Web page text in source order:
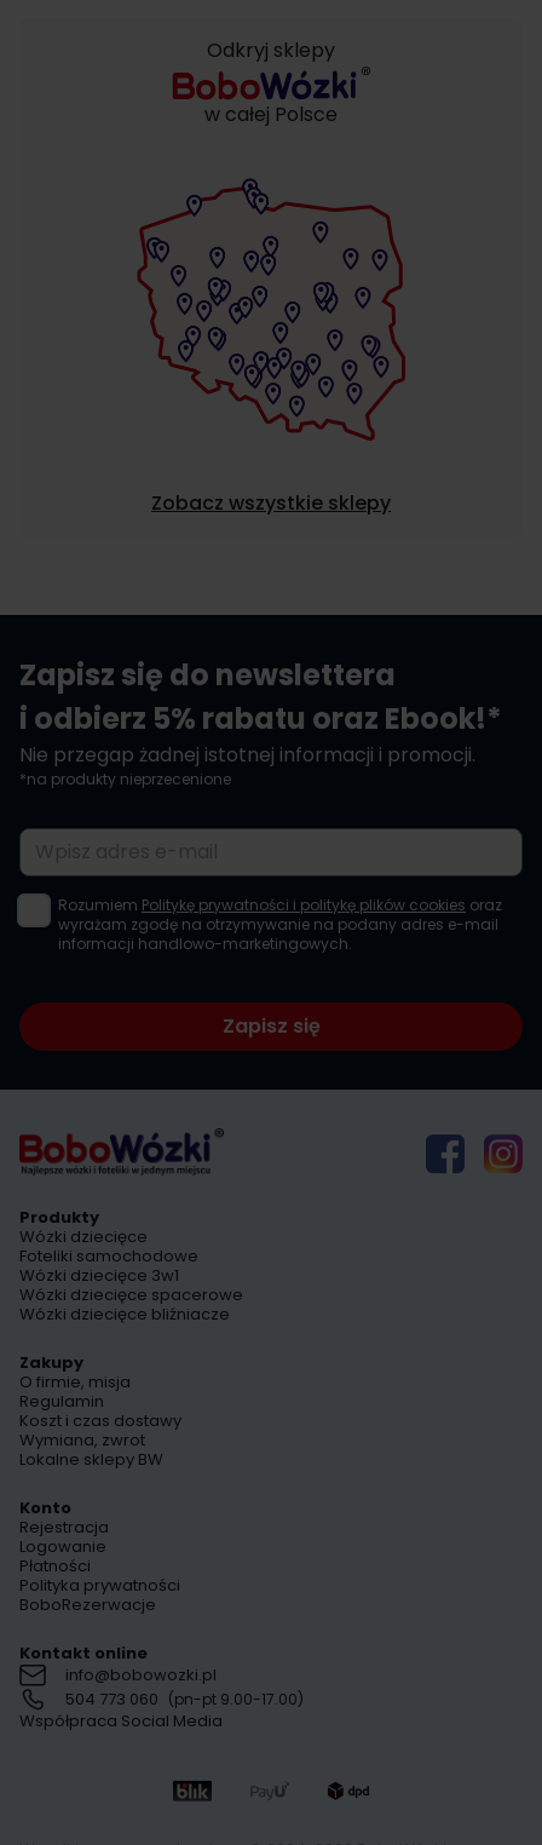
Odkryj sklepy
w całej Polsce
Zobacz wszystkie sklepy
Zapisz się do newslettera
i odbierz 5% rabatu oraz Ebook!*
Nie przegap żadnej istotnej informacji i promocji.
*na produkty nieprzecenione
Adres e-mail
Rozumiem Politykę prywatności i politykę plików cookies oraz
wyrażam zgodę na otrzymywanie na podany adres e-mail
informacji handlowo-marketingowych.
Zapisz się
Produkty
Wózki dziecięce
Foteliki samochodowe
Wózki dziecięce 3w1
Wózki dziecięce spacerowe
Wózki dziecięce bliźniacze
Zakupy
O firmie, misja
Regulamin
Koszt i czas dostawy
Wymiana, zwrot
Lokalne sklepy BW
Konto
Rejestracja
Logowanie
Płatności
Polityka prywatności
BoboRezerwacje
Kontakt online
info@bobowozki.pl
504 773 060 (pn-pt 9.00-17.00)
Współpraca Social Media